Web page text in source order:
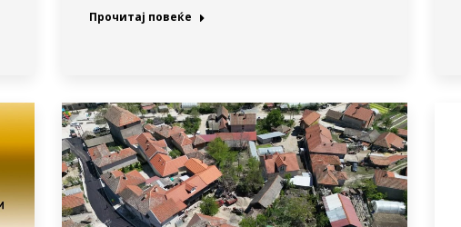
Прочитај повеќе